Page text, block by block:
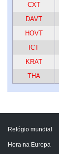
CXT
DAVT
HOVT
ICT
KRAT
THA
Relógio mundial
Hora na Europa